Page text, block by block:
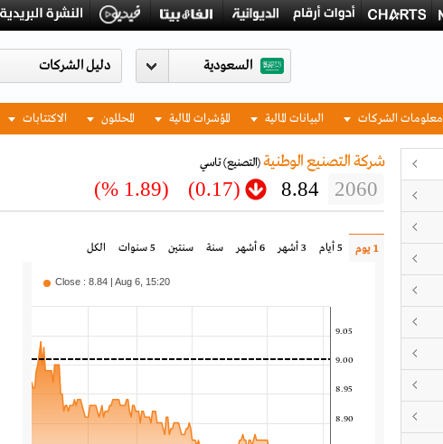
السعودية
معلومات الشركات البيانات المالية المؤشرات المالية المحللون الاكتتابات
شركة التصنيع الوطنية(التصنيع)تاسي
2060
8.84
(0.17)
(1.89 %)
1 يوم 5 أيام 3 أشهر 6 أشهر سنة سنتين 5 سنوات الكل
8.90
8.95
9.00
9.05
Close : 8.84 | Aug 6, 15:20